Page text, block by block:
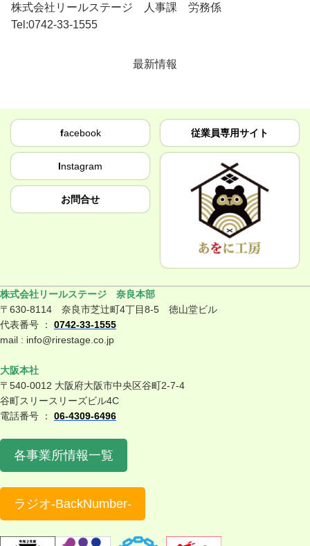
株式会社リールステージ 人事課 労務係
Tel:0742-33-1555
最新情報
facebook
Instagram
お問合せ
従業員専用サイト
株式会社リールステージ 奈良本部
〒630-8114 奈良市芝辻町4丁目8-5 徳山堂ビル
代表番号 ： 0742-33-1555
mail : info@rirestage.co.jp
大阪本社
〒540-0012 大阪府大阪市中央区谷町2-7-4
谷町スリースリーズビル4C
電話番号 ： 06-4309-6496
各事業所情報一覧
ラジオ-BackNumber-